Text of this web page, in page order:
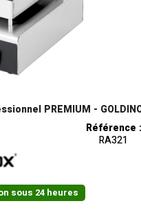
PREMIUM -
Référence :
RA321
sous 24 heures